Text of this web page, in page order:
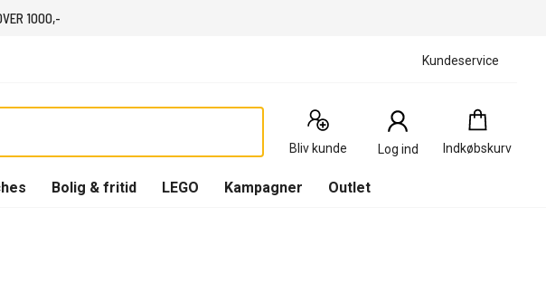
1000,-
Kundeservice
Bliv kunde Log ind Indkøbskurv
Indkøbskurv
0
Produkter
Bolig & fritid LEGO Kampagner Outlet